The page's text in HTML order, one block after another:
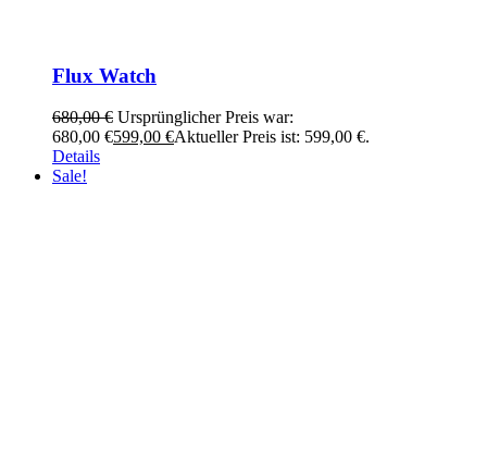
Flux Watch
680,00€ Ursprünglicher Preis war:
680,00 €599,00 €Aktueller Preis ist: 599,00 €.
Details
Sale!